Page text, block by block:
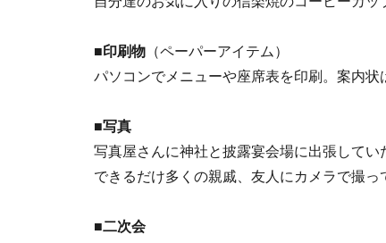
■印刷物 （ペーパーアイテム）
パソコンでメニューや座席表を印刷。案内状
■写真
写真屋さんに神社と披露宴会場に出張して
できるだけ多くの親戚、友人にカメラで撮っ
■二次会